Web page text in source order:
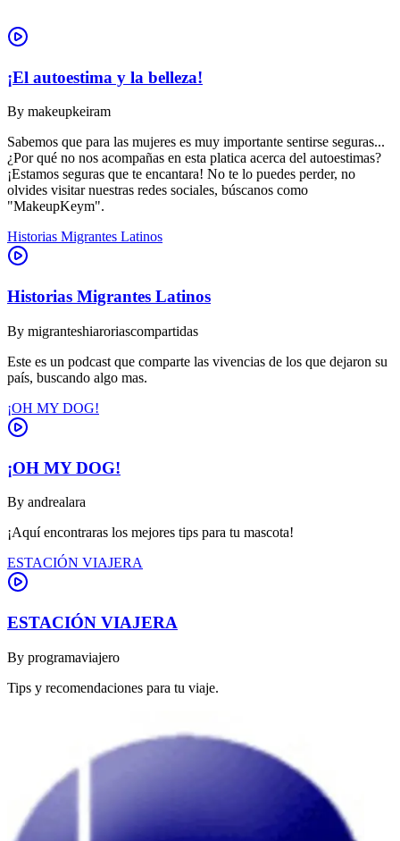
¡El autoestima y la belleza!
By makeupkeiram
Sabemos que para las mujeres es muy importante sentirse seguras...
¿Por qué no nos acompañas en esta platica acerca del autoestimas?
¡Estamos seguras que te encantara! No te lo puedes perder, no
olvides visitar nuestras redes sociales, búscanos como
"MakeupKeym".
Historias Migrantes Latinos
Historias Migrantes Latinos
By migranteshiaroriascompartidas
Este es un podcast que comparte las vivencias de los que dejaron su
país, buscando algo mas.
¡OH MY DOG!
¡OH MY DOG!
By andrealara
¡Aquí encontraras los mejores tips para tu mascota!
ESTACIÓN VIAJERA
ESTACIÓN VIAJERA
By programaviajero
Tips y recomendaciones para tu viaje.